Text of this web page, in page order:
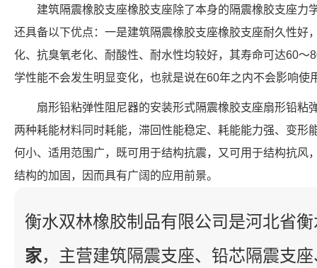
建筑隔震橡胶支座橡胶支座除了本身的隔震橡胶支座力
还具备以下优点：一是建筑隔震橡胶支座橡胶支座耐久性好
化、抗臭氧老化、耐酸性、耐水性均较好，其寿命可达60～
学性能不会发生明显变化，也就是说在60年之内不会影响使
扇形铅粘弹性阻尼器的安装形式隔震橡胶支座扇形铅粘
两种耗能材料同时耗能，滞回性能稳定、耗能能力强、变形
何小、适用范围广，既可用于结构抗震，又可用于结构抗风
结构的加固，因而具有广阔的应用前景。
衡水双林橡胶制品有限公司是河北省
家，主营建筑隔震支座、铅芯隔震支